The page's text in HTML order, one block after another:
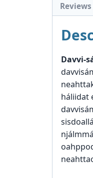
Reviews
Davvi-
háliidat